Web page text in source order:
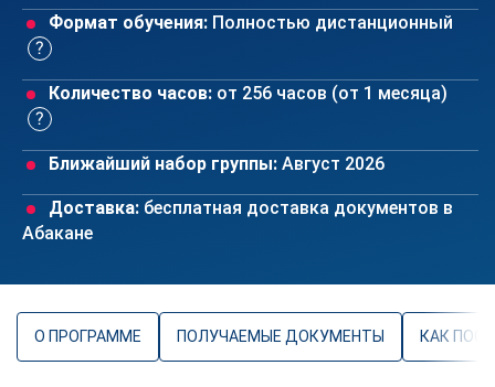
Формат обучения: Полностью дистанционный
Количество часов: от 256 часов (от 1 месяца)
Ближайший набор группы: Август 2026
Доставка: бесплатная доставка документов в
Абакане
О ПРОГРАММЕ ПОЛУЧАЕМЫЕ ДОКУМЕНТЫ КАК